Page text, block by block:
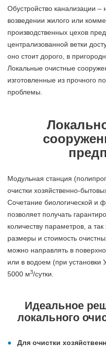
Обустройство канализации
возведении жилого или
производственных цехов
централизованной ветки
оно стоит дорого, в
Локальные очистные
изготовленные из прочного
проблемы.
Модульная станция
очистки хозяйственно-
Сочетание биологической и
позволяет получать
количеству параметров, а
размеры и стоимость
можно направлять в
или в водоем (при установки
5000 м3/сутки.
Идеальное
локального
Для очистки